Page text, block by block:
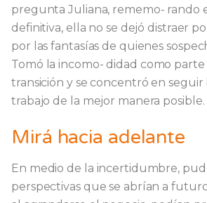
pregunta Juliana, rememo- rando
definitiva, ella no se dejó distraer
por las fantasías de quienes
Tomó la incomo- didad como
transición y se concentró en seguir
trabajo de la mejor manera posible.
Mirá hacia adelante
En medio de la incertidumbre,
perspectivas que se abrían a